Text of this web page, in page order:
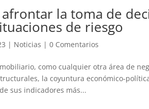
la toma de
de riesgo
| Noticias |0 Comentarios
como cualquier otra área de
la coyuntura económico-
sus indicadores más...